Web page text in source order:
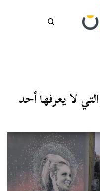
لا يعرفها أحد